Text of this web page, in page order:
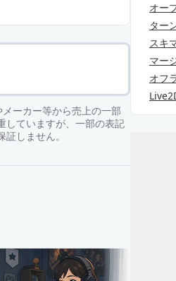
ーカー等から売上の一部
していますが、一部の表記
しません。
オー
ター
スキ
マー
オフ